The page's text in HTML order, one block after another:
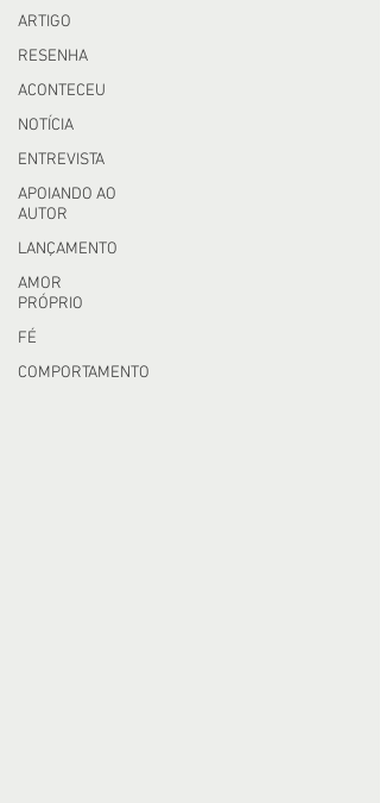
ARTIGO
RESENHA
ACONTECEU
NOTÍCIA
ENTREVISTA
APOIANDO AO
AUTOR
LANÇAMENTO
AMOR
PRÓPRIO
FÉ
COMPORTAMENTO